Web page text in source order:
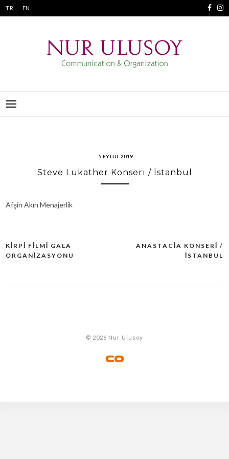
Skip
to
TR EN
5 EYLÜL 2019
Steve Lukather Konseri / İstanbul
Afşin Akın Menajerlik
Yazı
ANASTACIA KONSERI /
İSTANBUL
KIRPI FILMI GALA
ORGANIZASYONU
© 2026 Nur Ulusoy